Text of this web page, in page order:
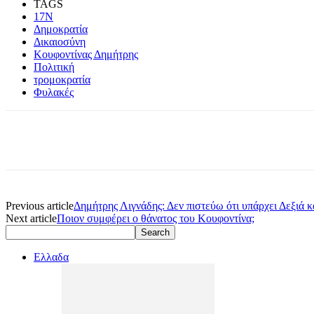
TAGS
17Ν
Δημοκρατία
Δικαιοσύνη
Κουφοντίνας Δημήτρης
Πολιτική
τρομοκρατία
Φυλακές
Previous articleΔημήτρης Λιγνάδης: Δεν πιστεύω ότι υπάρχει Δεξιά
Next articleΠοιον συμφέρει ο θάνατος του Κουφοντίνα;
Ελλαδα